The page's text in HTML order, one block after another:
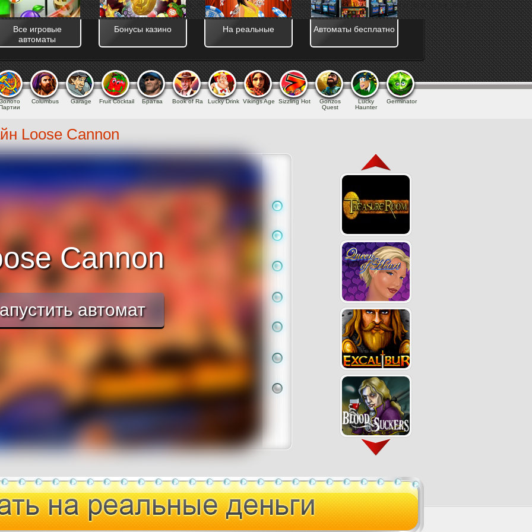
=> assets/templates/main/css/ [use_js_minify_and_cache_kill] => assets/templates/main/jquery/ [last_time_mod] =>
)
Все игровые
автоматы
Бонусы казино На реальные Автоматы бесплатно
Columbus Garage Fruit Cocktail Братва Book of Ra Lucky Drink Vikings Age Sizzling Hot
Gonzos
Quest
Lucky
Haunter
Germinator
Loose Cannon
Cannon
автомат